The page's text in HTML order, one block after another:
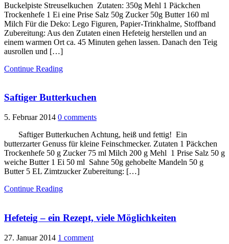
Buckelpiste Streuselkuchen Zutaten: 350g Mehl 1 Päckchen
Trockenhefe 1 Ei eine Prise Salz 50g Zucker 50g Butter 160 ml
Milch Für die Deko: Lego Figuren, Papier-Trinkhalme, Stoffband
Zubereitung: Aus den Zutaten einen Hefeteig herstellen und an
einem warmen Ort ca. 45 Minuten gehen lassen. Danach den Teig
ausrollen und […]
Continue Reading
Saftiger Butterkuchen
5. Februar 2014 0 comments
Saftiger Butterkuchen Achtung, heiß und fettig! Ein
butterzarter Genuss für kleine Feinschmecker. Zutaten 1 Päckchen
Trockenhefe 50 g Zucker 75 ml Milch 200 g Mehl 1 Prise Salz 50 g
weiche Butter 1 Ei 50 ml Sahne 50g gehobelte Mandeln 50 g
Butter 5 EL Zimtzucker Zubereitung: […]
Continue Reading
Hefeteig – ein Rezept, viele Möglichkeiten
27. Januar 2014 1 comment